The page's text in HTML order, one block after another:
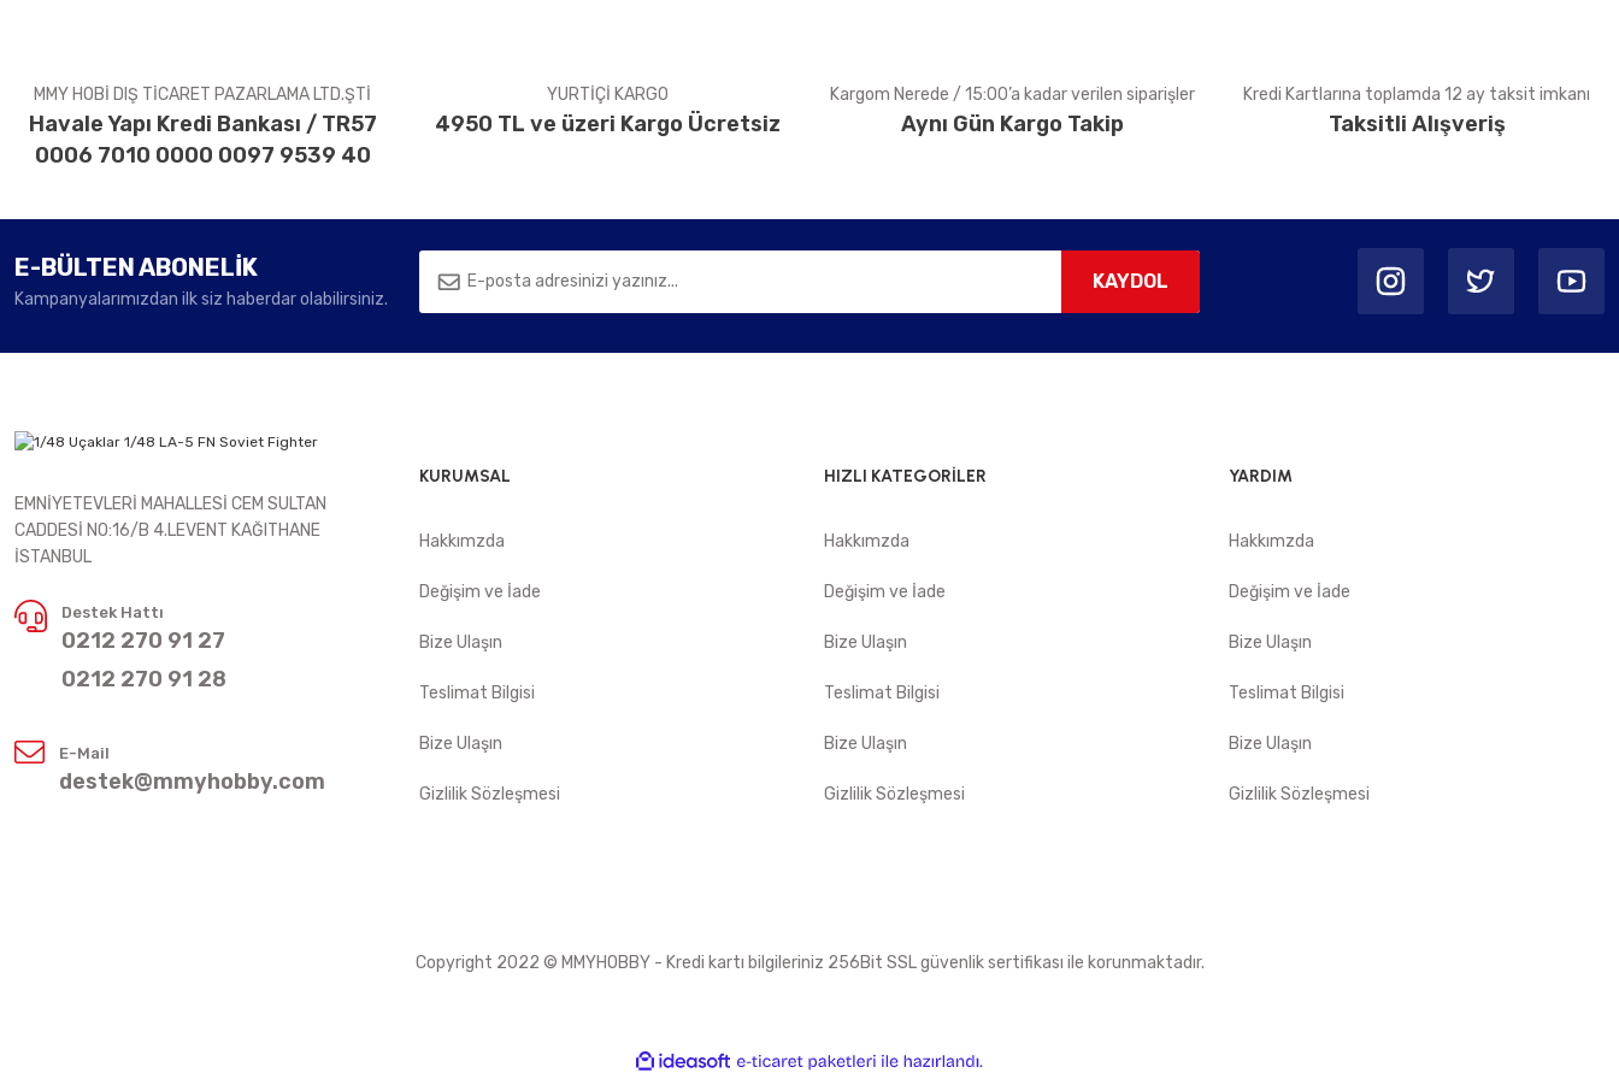
MMY HOBİ DIŞ TİCARET PAZARLAMA LTD.ŞTİ
Havale Yapı Kredi Bankası / TR57
0006 7010 0000 0097 9539 40
YURTİÇİ KARGO
4950 TL ve üzeri Kargo Ücretsiz
Kargom Nerede / 15:00’a kadar verilen siparişler
Aynı Gün Kargo Takip
Kredi Kartlarına toplamda 12 ay taksit imkanı
Taksitli Alışveriş
E-BÜLTEN ABONELİK
Kampanyalarımızdan ilk siz haberdar olabilirsiniz.
KAYDOL
EMNİYETEVLERİ MAHALLESİ CEM SULTAN
CADDESİ NO:16/B 4.LEVENT KAĞITHANE
İSTANBUL
Destek Hattı
0212 270 91 27
0212 270 91 28
E-Mail
destek@mmyhobby.com
KURUMSAL
Hakkımzda
Değişim ve İade
Bize Ulaşın
Teslimat Bilgisi
Bize Ulaşın
Gizlilik Sözleşmesi
HIZLI KATEGORİLER
Hakkımzda
Değişim ve İade
Bize Ulaşın
Teslimat Bilgisi
Bize Ulaşın
Gizlilik Sözleşmesi
YARDIM
Hakkımzda
Değişim ve İade
Bize Ulaşın
Teslimat Bilgisi
Bize Ulaşın
Gizlilik Sözleşmesi
Copyright 2022 © MMYHOBBY - Kredi kartı bilgileriniz 256Bit SSL güvenlik sertifikası ile korunmaktadır.
ideasoft
e-